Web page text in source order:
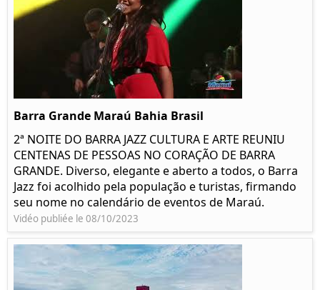
Barra Grande Maraú Bahia Brasil
2ª NOITE DO BARRA JAZZ CULTURA E ARTE REUNIU
CENTENAS DE PESSOAS NO CORAÇÃO DE BARRA
GRANDE. Diverso, elegante e aberto a todos, o Barra
Jazz foi acolhido pela população e turistas, firmando
seu nome no calendário de eventos de Maraú.
Vidéo publiée le 08/10/2023